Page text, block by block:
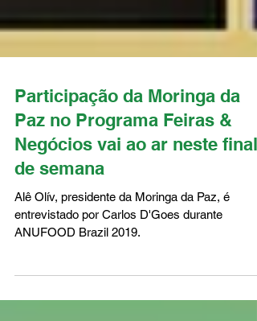
Participação da Moringa da
Paz no Programa Feiras &
Negócios vai ao ar neste final
de semana
Alê Olív, presidente da Moringa da Paz, é